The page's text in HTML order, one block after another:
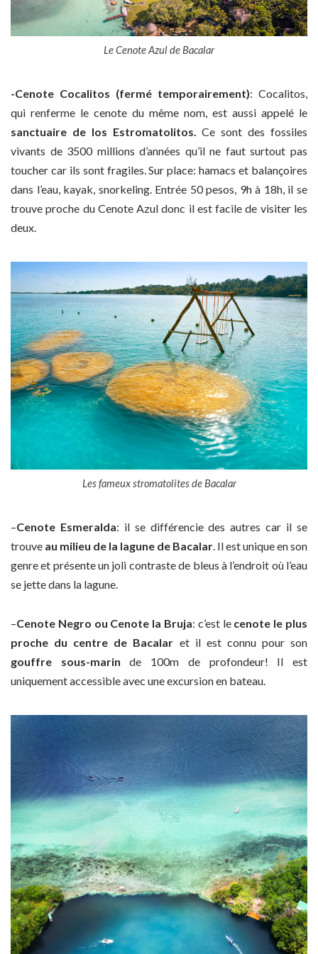
Le Cenote Azul de Bacalar
-Cenote Cocalitos (fermé temporairement): Cocalitos,
qui renferme le cenote du même nom, est aussi appelé le
sanctuaire de los Estromatolitos.Ce sont des fossiles
vivants de 3500 millions d’années qu’il ne faut surtout pas
toucher car ils sont fragiles. Sur place: hamacs et balançoires
dans l’eau, kayak, snorkeling. Entrée 50 pesos, 9h à 18h, il se
trouve proche du Cenote Azul donc il est facile de visiter les
deux.
Les fameux stromatolites de Bacalar
–Cenote Esmeralda: il se différencie des autres car il se
trouve au milieu de la lagune de Bacalar. Il est unique en son
genre et présente un joli contraste de bleus à l’endroit où l’eau
se jette dans la lagune.
–Cenote Negro ou Cenote la Bruja: c’est le cenote le plus
proche du centre de Bacalar et il est connu pour son
gouffre sous-marin de 100m de profondeur! Il est
uniquement accessible avec une excursion en bateau.